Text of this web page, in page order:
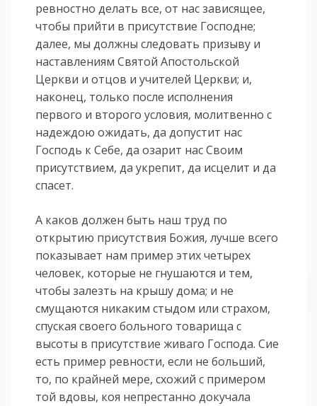
ревностно делать все, от нас зависящее,
чтобы прийти в присутствие Господне;
далее, мы должны следовать призыву и
наставлениям Святой Апостольской
Церкви и отцов и учителей Церкви; и,
наконец, только после исполнения
первого и второго условия, молитвенно с
надеждою ожидать, да допустит нас
Господь к Себе, да озарит нас Своим
присутствием, да укрепит, да исцелит и да
спасет.
А каков должен быть наш труд по
открытию присутствия Божия, лучше всего
показывает нам пример этих четырех
человек, которые не гнушаются и тем,
чтобы залезть на крышу дома; и не
смущаются никаким стыдом или страхом,
спуская своего больного товарища с
высоты в присутствие живаго Господа. Сие
есть пример ревности, если не больший,
то, по крайней мере, схожий с примером
той вдовы, коя непрестанно докучала